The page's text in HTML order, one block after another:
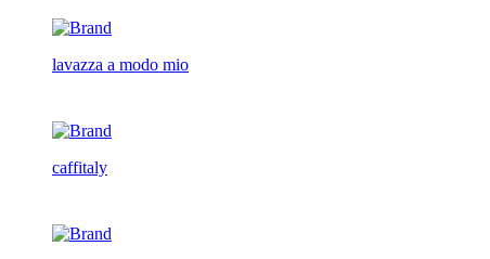
lavazza a modo mio
caffitaly